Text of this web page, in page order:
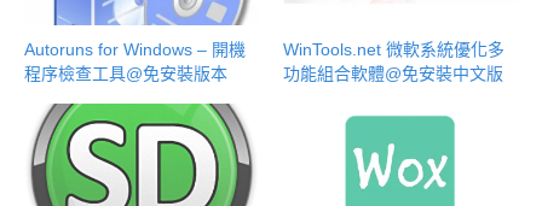
Autoruns for Windows – 開機
程序檢查工具@免安裝版本
WinTools.net 微軟系統優化多
功能組合軟體@免安裝中文版